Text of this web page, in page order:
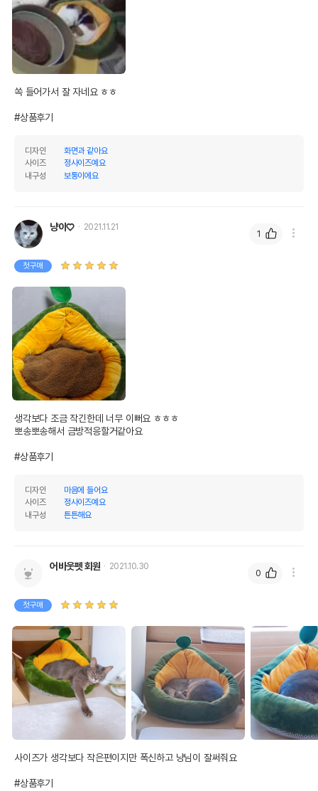
상품 필수 정보
품명 및 모델명
법에 의한 인증,허가 등을
받았음을 확인할수 있는
상세페이지 참조
제조자,수입품의 경우
수입자를 함께 표기
유통기한
유통기한을 따릅니다.
쏙 들어가서 잘 자네요 ㅎㅎ
#상품후기
디자인
화면과 같아요
사이즈
정사이즈예요
내구성
보통이에요
냥이♡ 2021.11.21
첫구매
생각보다 조금 작긴한데 너무 이뻐요 ㅎㅎㅎ
뽀송뽀송해서 금방적응할거같아요
#상품후기
디자인
마음에 들어요
사이즈
정사이즈예요
내구성
튼튼해요
1
어바웃펫 회원 2021.10.30
첫구매
사이즈가 생각보다 작은편이지만 폭신하고 냥님이 잘써줘요
#상품후기
0